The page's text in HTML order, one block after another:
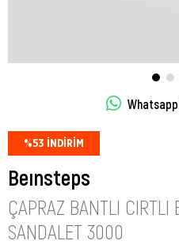
%53 İNDIRIM
Beınsteps
ÇAPRAZ BANTLI CIRTLI
SANDALET 3000